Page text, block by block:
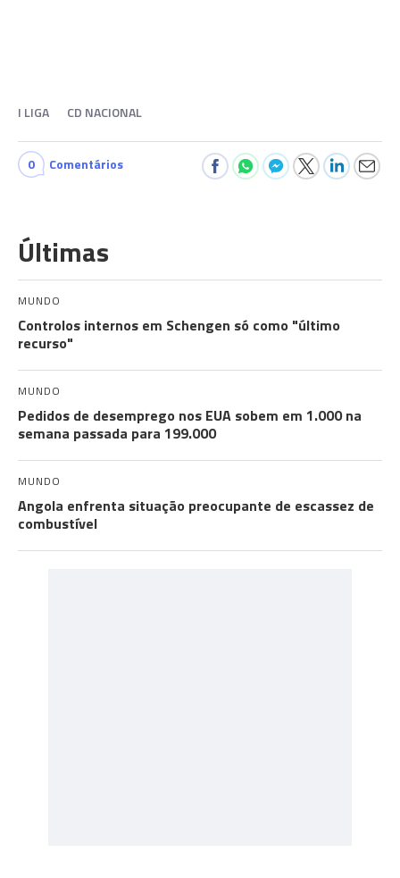
I LIGA CD NACIONAL
0 Comentários
Últimas
MUNDO
Controlos internos em Schengen só como "último
recurso"
MUNDO
Pedidos de desemprego nos EUA sobem em 1.000 na
semana passada para 199.000
MUNDO
Angola enfrenta situação preocupante de escassez de
combustível